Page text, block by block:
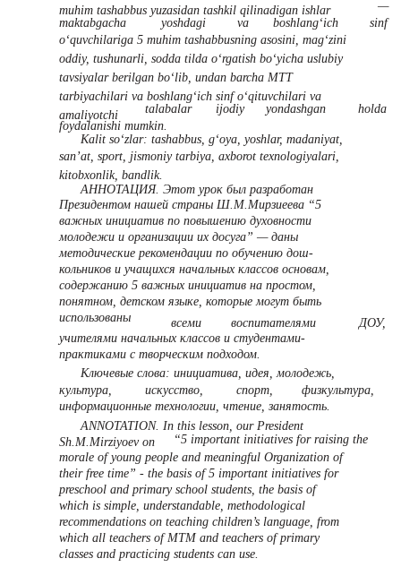
muhim tashabbus yuzasidan tashkil qilinadigan ishlar
—
maktabgacha
yoshdagi va boshlang‘ich
sinf
o‘quvchilariga 5 muhim tashabbusning asosini, mag‘zini
oddiy, tushunarli, sodda tilda o‘rgatish bo‘yicha uslubiy
tavsiyalar berilgan bo‘lib, undan barcha MTT
tarbiyachilari va boshlang‘ich sinf o‘qituvchilari va
amaliyotchi
talabalar ijodiy yondashgan
holda
foydalanishi mumkin.
Kalit so‘zlar: tashabbus, g‘oya, yoshlar, madaniyat,
san’at, sport, jismoniy tarbiya, axborot texnologiyalari,
kitobxonlik, bandlik.
АННОТАЦИЯ. Этот урок был разработан
Президентом нашей страны Ш.М.Мирзиеева “5
важных инициатив по повышению духовности
молодежи и организации их досуга” — даны
методические рекомендации по обучению дош-
кольников и учащихся начальных классов основам,
содержанию 5 важных инициатив на простом,
понятном, детском языке, которые могут быть
использованы
всеми воспитателями
ДОУ,
учителями начальных классов и студентами-
практиками с творческим подходом.
Ключевые слова: инициатива, идея, молодежь,
культура,
искусство, спорт,
физкультура,
информационные технологии, чтение, занятость.
ANNOTATION. In this lesson, our President
Sh.M.Mirziyoev on
“5 important initiatives for raising the
morale of young people and meaningful Organization of
their free time” - the basis of 5 important initiatives for
preschool and primary school students, the basis of
which is simple, understandable, methodological
recommendations on teaching children’s language, from
which all teachers of MTM and teachers of primary
classes and practicing students can use.